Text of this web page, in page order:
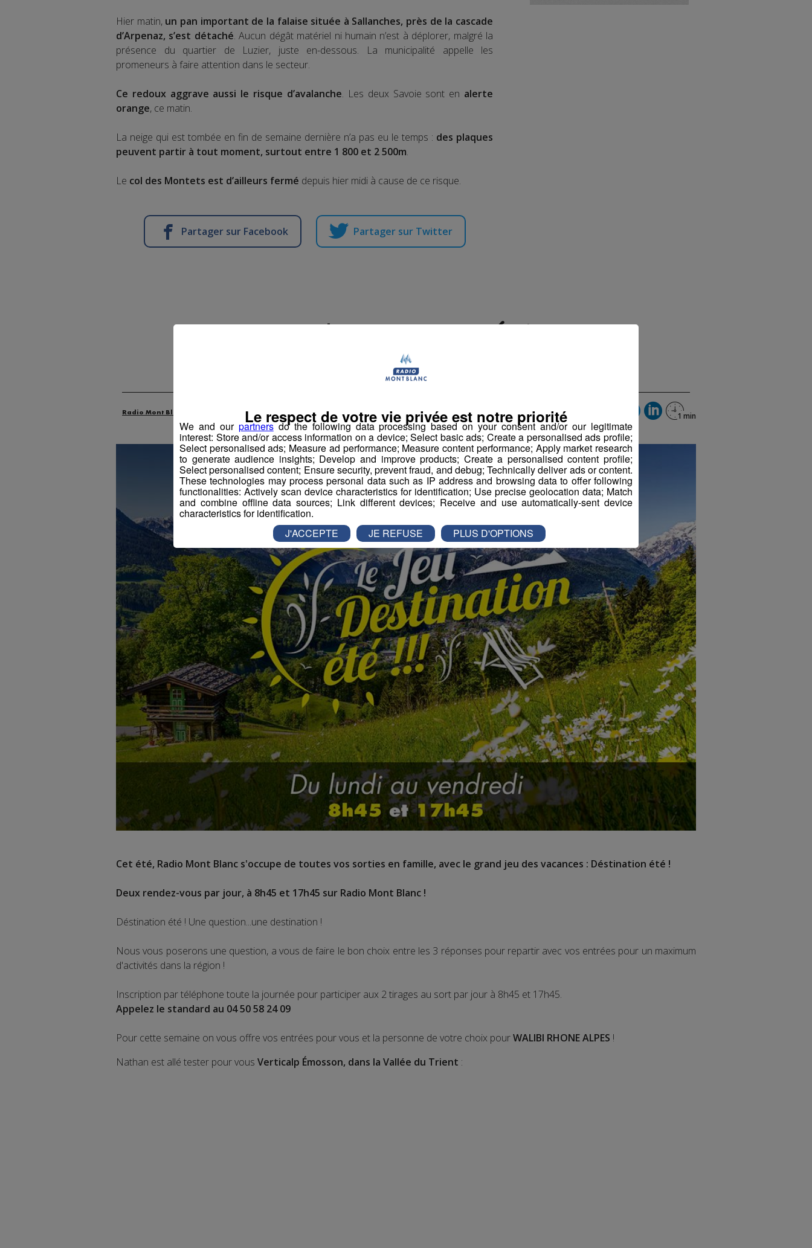
Hier matin, un pan important de la falaise située à Sallanches, près de la cascade
d’Arpenaz, s’est détaché. Aucun dégât matériel ni humain n’est à déplorer, malgré la
présence du quartier de Luzier, juste en-dessous. La municipalité appelle les
promeneurs à faire attention dans le secteur.
Ce redoux aggrave aussi le risque d’avalanche. Les deux Savoie sont en alerte
orange, ce matin.
La neige qui est tombée en fin de semaine dernière n’a pas eu le temps : des plaques
peuvent partir à tout moment, surtout entre 1 800 et 2 500m.
Le col des Montets est d’ailleurs fermé depuis hier midi à cause de ce risque.
Partager sur Facebook Partager sur Twitter
Jeu | Destination Été
3 août 2020 à 14h48
Radio Mont Blanc Animation Jeux Cloturés
Cet été, Radio Mont Blanc s'occupe de toutes vos sorties en famille, avec le grand jeu des vacances : Déstination été !
Deux rendez-vous par jour, à 8h45 et 17h45 sur Radio Mont Blanc !
Déstination été ! Une question...une destination !
Nous vous poserons une question, a vous de faire le bon choix entre les 3 réponses pour repartir avec vos entrées pour un maximum
d'activités dans la région !
Inscription par téléphone toute la journée pour participer aux 2 tirages au sort par jour à 8h45 et 17h45.
Appelez le standard au 04 50 58 24 09
Pour cette semaine on vous offre vos entrées pour vous et la personne de votre choix pourWALIBI RHONE ALPES !
Nathan est allé tester pour vous Verticalp Émosson, dans la Vallée du Trient :
We and our partnersdo the following data processing based on your consent and/or our legitimate
interest: Store and/or access information on a device; Select basic ads; Create a personalised ads profile;
Select personalised ads; Measure ad performance; Measure content performance; Apply market research
to generate audience insights; Develop and improve products; Create a personalised content profile;
Select personalised content; Ensure security, prevent fraud, and debug; Technically deliver ads or content.
These technologies may process personal data such as IP address and browsing data to offer following
functionalities: Actively scan device characteristics for identification; Use precise geolocation data; Match
and combine offline data sources; Link different devices; Receive and use automatically-sent device
characteristics for identification.
Le respect de votre vie privée est notre priorité
J'ACCEPTE JE REFUSE PLUS D'OPTIONS